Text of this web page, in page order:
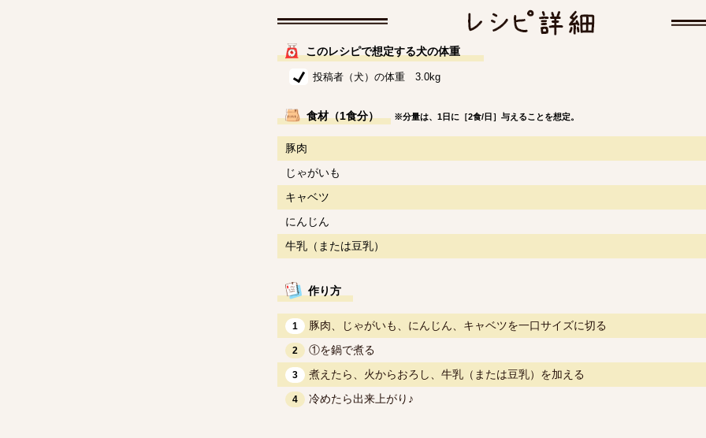
このレシピで想定する犬の体重
投稿者（犬）の体重 3.0kg
食材（1食分） ※分量は、1日に［2食/日］与えることを想定。
豚肉
じゃがいも
キャベツ
にんじん
牛乳（または豆乳）
作り方
1 豚肉、じゃがいも、にんじん、キャベツを一口サイズに切る
2 ①を鍋で煮る
3 煮えたら、火からおろし、牛乳（または豆乳）を加える
4 冷めたら出来上がり♪